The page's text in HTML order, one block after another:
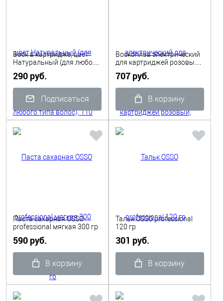
Воск в картридже, цвет
Натуральный (для любого
Depilflax
290 руб.
Подписаться
Воскоплав электрический
для картриджей розовый,
707 руб.
В корзину
Паста сахарная OSSO
professional мягкая 300 гр
590 руб.
В корзину
Тальк OSSO professional
120 гр
301 руб.
В корзину